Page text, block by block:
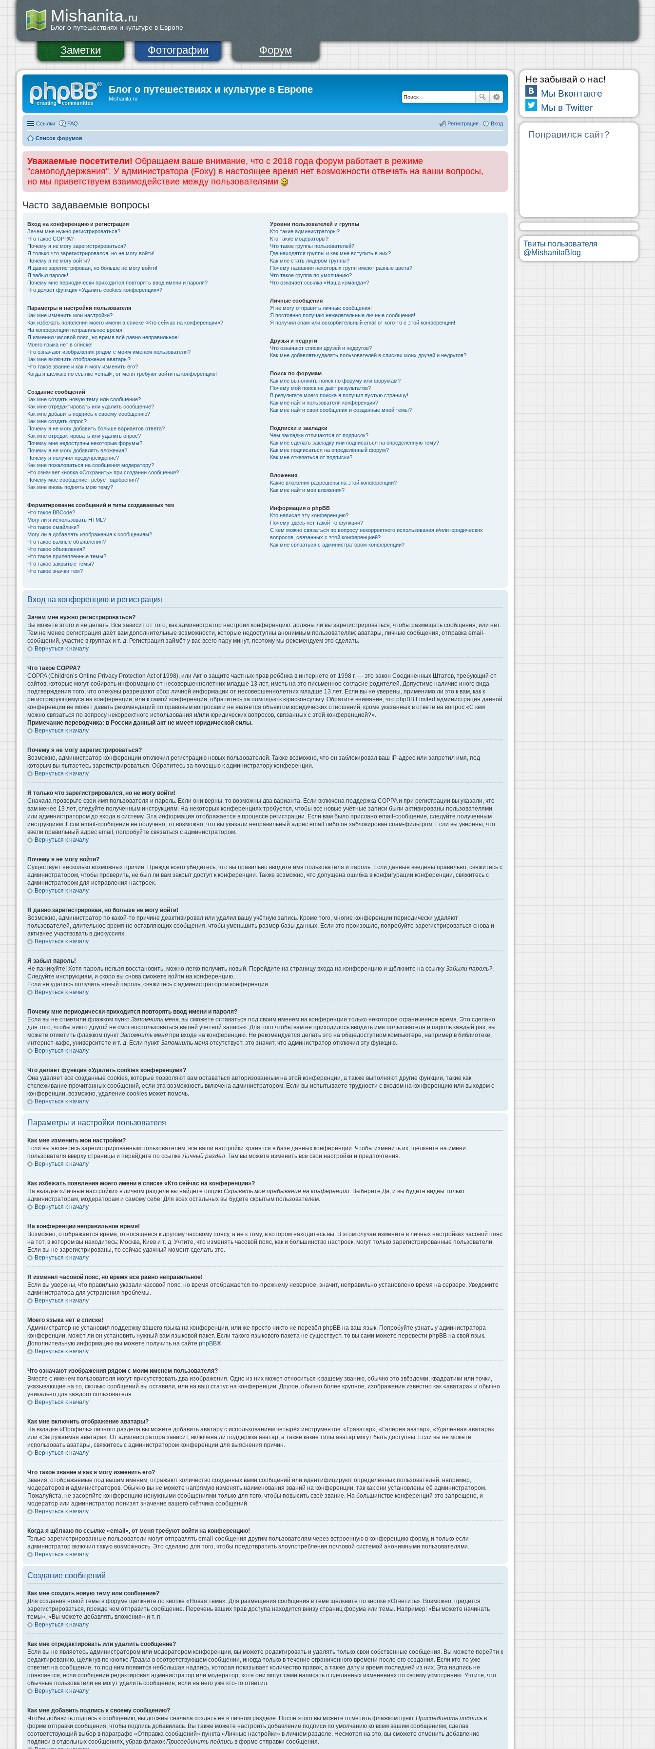
Mishanita.ru
Блог о путешествиях и культуре в Европе
Заметки Фотографии Форум
Блог о путешествиях и культуре в Европе
Mishanita.ru
Ссылки FAQ Вход
Регистрация
Список форумов
Уважаемые посетители! Обращаем ваше внимание, что с 2018 года форум работает в режиме
"самоподдержания". У администратора (Foxy) в настоящее время нет возможности отвечать на ваши вопросы,
но мы приветствуем взаимодействие между пользователями
Часто задаваемые вопросы
Вход на конференцию и регистрация
Зачем мне нужно регистрироваться?
Что такое COPPA?
Почему я не могу зарегистрироваться?
Я только что зарегистрировался, но не могу войти!
Почему я не могу войти?
Я давно зарегистрирован, но больше не могу войти!
Я забыл пароль!
Почему мне периодически приходится повторять ввод имени и пароля?
Что делает функция «Удалить cookies конференции»?
Параметры и настройки пользователя
Как мне изменить мои настройки?
Как избежать появления моего имени в списке «Кто сейчас на конференции»?
На конференции неправильное время!
Я изменил часовой пояс, но время всё равно неправильное!
Моего языка нет в списке!
Что означают изображения рядом с моим именем пользователя?
Как мне включить отображение аватары?
Что такое звание и как я могу изменить его?
Когда я щёлкаю по ссылке «email», от меня требуют войти на конференцию!
Создание сообщений
Как мне создать новую тему или сообщение?
Как мне отредактировать или удалить сообщение?
Как мне добавить подпись к своему сообщению?
Как мне создать опрос?
Почему я не могу добавить больше вариантов ответа?
Как мне отредактировать или удалить опрос?
Почему мне недоступны некоторые форумы?
Почему я не могу добавлять вложения?
Почему я получил предупреждение?
Как мне пожаловаться на сообщения модератору?
Что означает кнопка «Сохранить» при создании сообщения?
Почему моё сообщение требует одобрения?
Как мне вновь поднять мою тему?
Форматирование сообщений и типы создаваемых тем
Что такое BBCode?
Могу ли я использовать HTML?
Что такое смайлики?
Могу ли я добавлять изображения к сообщениям?
Что такое важные объявления?
Что такое объявления?
Что такое прилепленные темы?
Что такое закрытые темы?
Что такое значки тем?
Уровни пользователей и группы
Кто такие администраторы?
Кто такие модераторы?
Что такое группы пользователей?
Где находятся группы и как мне вступить в них?
Как мне стать лидером группы?
Почему названия некоторых групп имеют разные цвета?
Что такое группа по умолчанию?
Что означает ссылка «Наша команда»?
Личные сообщения
Я не могу отправить личные сообщения!
Я постоянно получаю нежелательные личные сообщения!
Я получил спам или оскорбительный email от кого-то с этой конференции!
Друзья и недруги
Что означают списки друзей и недругов?
Как мне добавлять/удалять пользователей в списках моих друзей и недругов?
Поиск по форумам
Как мне выполнить поиск по форуму или форумам?
Почему мой поиск не даёт результатов?
В результате моего поиска я получил пустую страницу!
Как мне найти пользователя конференции?
Как мне найти свои сообщения и созданные мной темы?
Подписки и закладки
Чем закладки отличаются от подписок?
Как мне сделать закладку или подписаться на определённую тему?
Как мне подписаться на определённый форум?
Как мне отказаться от подписки?
Вложения
Какие вложения разрешены на этой конференции?
Как мне найти мои вложения?
Информация о phpBB
Кто написал эту конференцию?
Почему здесь нет такой-то функции?
С кем можно связаться по вопросу некорректного использования и/или юридических
вопросов, связанных с этой конференцией?
Как мне связаться с администратором конференции?
Вход на конференцию и регистрация
Зачем мне нужно регистрироваться?
Вы можете этого и не делать. Всё зависит от того, как администратор настроил конференцию: должны ли вы зарегистрироваться, чтобы размещать сообщения, или нет.
Тем не менее регистрация даёт вам дополнительные возможности, которые недоступны анонимным пользователям: аватары, личные сообщения, отправка email-
сообщений, участие в группах и т. д. Регистрация займёт у вас всего пару минут, поэтому мы рекомендуем это сделать.
Вернуться к началу
Что такое COPPA?
COPPA (Children’s Online Privacy Protection Act of 1998), или Акт о защите частных прав ребёнка в интернете от 1998 г. — это закон Соединённых Штатов, требующий от
сайтов, которые могут собирать информацию от несовершеннолетних младше 13 лет, иметь на это письменное согласие родителей. Допустимо наличие иного вида
подтверждения того, что опекуны разрешают сбор личной информации от несовершеннолетних младше 13 лет. Если вы не уверены, применимо ли это к вам, как к
регистрирующемуся на конференции, или к самой конференции, обратитесь за помощью к юрисконсульту. Обратите внимание, что phpBB Limited администрация данной
конференции не может давать рекомендаций по правовым вопросам и не является объектом юридических отношений, кроме указанных в ответе на вопрос «С кем
можно связаться по вопросу некорректного использования и/или юридических вопросов, связанных с этой конференцией?».
Примечание переводчика: в России данный акт не имеет юридической силы.
Вернуться к началу
Почему я не могу зарегистрироваться?
Возможно, администратор конференции отключил регистрацию новых пользователей. Также возможно, что он заблокировал ваш IP-адрес или запретил имя, под
которым вы пытаетесь зарегистрироваться. Обратитесь за помощью к администратору конференции.
Вернуться к началу
Я только что зарегистрировался, но не могу войти!
Сначала проверьте свои имя пользователя и пароль. Если они верны, то возможны два варианта. Если включена поддержка COPPA и при регистрации вы указали, что
вам менее 13 лет, следуйте полученным инструкциям. На некоторых конференциях требуется, чтобы все новые учётные записи были активированы пользователями
или администратором до входа в систему. Эта информация отображается в процессе регистрации. Если вам было прислано email-сообщение, следуйте полученным
инструкциям. Если email-сообщение не получено, то возможно, что вы указали неправильный адрес email либо он заблокирован спам-фильтром. Если вы уверены, что
ввели правильный адрес email, попробуйте связаться с администратором.
Вернуться к началу
Почему я не могу войти?
Существует несколько возможных причин. Прежде всего убедитесь, что вы правильно вводите имя пользователя и пароль. Если данные введены правильно, свяжитесь с
администратором, чтобы проверить, не был ли вам закрыт доступ к конференции. Также возможно, что допущена ошибка в конфигурации конференции, свяжитесь с
администратором для исправления настроек.
Вернуться к началу
Я давно зарегистрирован, но больше не могу войти!
Возможно, администратор по какой-то причине деактивировал или удалил вашу учётную запись. Кроме того, многие конференции периодически удаляют
пользователей, длительное время не оставляющих сообщения, чтобы уменьшить размер базы данных. Если это произошло, попробуйте зарегистрироваться снова и
активнее участвовать в дискуссиях.
Вернуться к началу
Я забыл пароль!
Не паникуйте! Хотя пароль нельзя восстановить, можно легко получить новый. Перейдите на страницу входа на конференцию и щёлкните на ссылку Забыли пароль?
Следуйте инструкциям, и скоро вы снова сможете войти на конференцию.
Если не удалось получить новый пароль, свяжитесь с администратором конференции.
Вернуться к началу
Почему мне периодически приходится повторять ввод имени и пароля?
Если вы не отметили флажком пункт Запомнить меня , вы сможете оставаться под своим именем на конференции только некоторое ограниченное время. Это сделано
для того, чтобы никто другой не смог воспользоваться вашей учётной записью. Для того чтобы вам не приходилось вводить имя пользователя и пароль каждый раз, вы
можете отметить флажком пункт Запомнить меня при входе на конференцию. Не рекомендуется делать это на общедоступном компьютере, например в библиотеке,
интернет-кафе, университете и т. д. Если пункт Запомнить меня отсутствует, это значит, что администратор отключил эту функцию.
Вернуться к началу
Что делает функция «Удалить cookies конференции»?
Она удаляет все созданные cookies, которые позволяют вам оставаться авторизованным на этой конференции, а также выполняют другие функции, такие как
отслеживание прочитанных сообщений, если эта возможность включена администратором. Если вы испытываете трудности с входом на конференцию или выходом с
конференции, возможно, удаление cookies может помочь.
Вернуться к началу
Параметры и настройки пользователя
Как мне изменить мои настройки?
Если вы являетесь зарегистрированным пользователем, все ваши настройки хранятся в базе данных конференции. Чтобы изменить их, щёлкните на имени
пользователя вверху страницы и перейдите по ссылке Личный раздел . Там вы можете изменить все свои настройки и предпочтения.
Вернуться к началу
Как избежать появления моего имени в списке «Кто сейчас на конференции»?
На вкладке «Личные настройки» в личном разделе вы найдёте опцию Скрывать моё пребывание на конференции . Выберите Да , и вы будете видны только
администраторам, модераторам и самому себе. Для всех остальных вы будете скрытым пользователем.
Вернуться к началу
На конференции неправильное время!
Возможно, отображается время, относящееся к другому часовому поясу, а не к тому, в котором находитесь вы. В этом случае измените в личных настройках часовой пояс
на тот, в котором вы находитесь: Москва, Киев и т. д. Учтите, что изменять часовой пояс, как и большинство настроек, могут только зарегистрированные пользователи.
Если вы не зарегистрированы, то сейчас удачный момент сделать это.
Вернуться к началу
Я изменил часовой пояс, но время всё равно неправильное!
Если вы уверены, что правильно указали часовой пояс, но время отображается по-прежнему неверное, значит, неправильно установлено время на сервере. Уведомите
администратора для устранения проблемы.
Вернуться к началу
Моего языка нет в списке!
Администратор не установил поддержку вашего языка на конференции, или же просто никто не перевёл phpBB на ваш язык. Попробуйте узнать у администратора
конференции, может ли он установить нужный вам языковой пакет. Если такого языкового пакета не существует, то вы сами можете перевести phpBB на свой язык.
Дополнительную информацию вы можете получить на сайте phpBB®.
Вернуться к началу
Что означают изображения рядом с моим именем пользователя?
Вместе с именем пользователя могут присутствовать два изображения. Одно из них может относиться к вашему званию, обычно это звёздочки, квадратики или точки,
указывающие на то, сколько сообщений вы оставили, или на ваш статус на конференции. Другое, обычно более крупное, изображение известно как «аватара» и обычно
уникально для каждого пользователя.
Вернуться к началу
Как мне включить отображение аватары?
На вкладке «Профиль» личного раздела вы можете добавить аватару с использованием четырёх инструментов: «Граватар», «Галерея аватар», «Удалённая аватара»
или «Загружаемая аватара». От администратора зависит, включена ли поддержка аватар, а также какие типы аватар могут быть доступны. Если вы не можете
использовать аватары, свяжитесь с администратором конференции для выяснения причин.
Вернуться к началу
Что такое звание и как я могу изменить его?
Звания, отображаемые под вашим именем, отражают количество созданных вами сообщений или идентифицируют определённых пользователей: например,
модераторов и администраторов. Обычно вы не можете напрямую изменять наименования званий на конференции, так как они установлены её администратором.
Пожалуйста, не засоряйте конференцию ненужными сообщениями только для того, чтобы повысить своё звание. На большинстве конференций это запрещено, и
модератор или администратор понизят значение вашего счётчика сообщений.
Вернуться к началу
Когда я щёлкаю по ссылке «email», от меня требуют войти на конференцию!
Только зарегистрированные пользователи могут отправлять email-сообщения другим пользователям через встроенную в конференцию форму, и только если
администратор включил такую возможность. Это сделано для того, чтобы предотвратить злоупотребления почтовой системой анонимными пользователями.
Вернуться к началу
Создание сообщений
Как мне создать новую тему или сообщение?
Для создания новой темы в форуме щёлкните по кнопке «Новая тема». Для размещения сообщения в теме щёлкните по кнопке «Ответить». Возможно, придётся
зарегистрироваться, прежде чем отправить сообщение. Перечень ваших прав доступа находится внизу страниц форума или темы. Например: «Вы можете начинать
темы», «Вы можете добавлять вложения» и т. п.
Вернуться к началу
Как мне отредактировать или удалить сообщение?
Если вы не являетесь администратором или модератором конференции, вы можете редактировать и удалять только свои собственные сообщения. Вы можете перейти к
редактированию, щёлкнув по кнопке Правка в соответствующем сообщении, иногда только в течение ограниченного времени после его создания. Если кто-то уже
ответил на сообщение, то под ним появится небольшая надпись, которая показывает количество правок, а также дату и время последней из них. Эта надпись не
появляется, если сообщение редактировал администратор или модератор, хотя они могут сами написать о сделанных изменениях по своему усмотрению. Учтите, что
обычные пользователи не могут удалить сообщение, если на него уже кто-то ответил.
Вернуться к началу
Как мне добавить подпись к своему сообщению?
Чтобы добавить подпись к сообщению, вы должны сначала создать её в личном разделе. После этого вы можете отметить флажком пункт Присоединить подпись в
форме отправки сообщения, чтобы подпись добавилась. Вы также можете настроить добавление подписи по умолчанию ко всем вашим сообщениям, сделав
соответствующий выбор в параграфе «Отправка сообщений» пункта «Личные настройки» в личном разделе. Несмотря на это, вы сможете отменить добавление
подписи в отдельных сообщениях, убрав флажок Присоединить подпись в форме отправки сообщения.
Не забывай о нас!
Мы Вконтакте
Мы в Twitter
Понравился сайт?
Твиты пользователя
@MishanitaBlog